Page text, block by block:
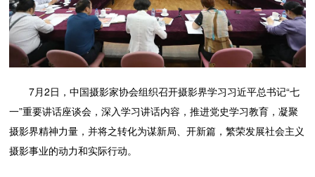
7月2日，中国摄影家协会组织召开摄影界学习习近平总书记“七
一”重要讲话座谈会，深入学习讲话内容，推进党史学习教育，凝聚
摄影界精神力量，并将之转化为谋新局、开新篇，繁荣发展社会主义
摄影事业的动力和实际行动。